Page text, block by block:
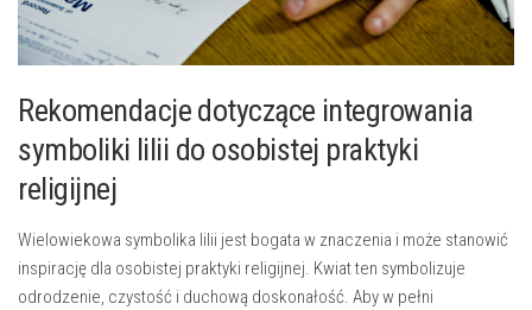
Rekomendacje⁢ dotyczące ⁤integrowania
symboliki⁣ lilii do osobistej praktyki
religijnej
Wielowiekowa symbolika lilii jest bogata w ⁤znaczenia ⁤i może stanowić‌
inspirację dla osobistej praktyki religijnej. Kwiat ten ⁢symbolizuje
odrodzenie, ⁣czystość i⁢ duchową doskonałość. Aby w pełni ​